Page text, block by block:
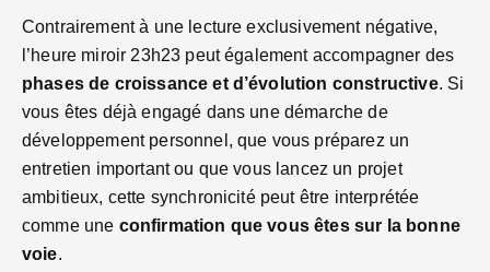
Contrairement à une lecture exclusivement négative,
l’heure miroir 23h23 peut également accompagner des
phases de croissance et d’évolution constructive. Si
vous êtes déjà engagé dans une démarche de
développement personnel, que vous préparez un
entretien important ou que vous lancez un projet
ambitieux, cette synchronicité peut être interprétée
comme une confirmation que vous êtes sur la bonne
voie.